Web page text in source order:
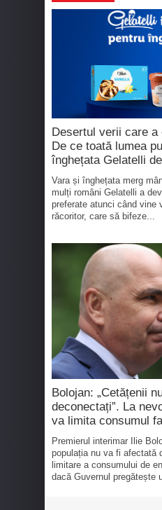
Desertul verii care a
De ce toată lumea
înghețata Gelatelli
Vara și înghețata merg
mulți români Gelatelli a
preferate atunci când vine
răcoritor, care să bifeze...
Bolojan: „Cetățenii
deconectați”. La
va limita consumul
Premierul interimar Ilie
populația nu va fi afectată
limitare a consumului de
dacă Guvernul pregătește